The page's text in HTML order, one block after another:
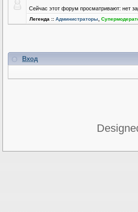
Сейчас этот форум просматривают: нет
Легенда :: Администраторы
Вход